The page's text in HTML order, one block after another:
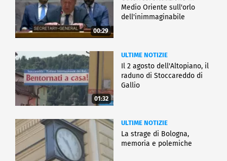
00:29
Medio Oriente sull'orlo
dell'inimmaginabile
01:32
ULTIME NOTIZIE
Il 2 agosto dell'Altopiano, il
raduno di Stoccareddo di
Gallio
ULTIME NOTIZIE
La strage di Bologna,
memoria e polemiche